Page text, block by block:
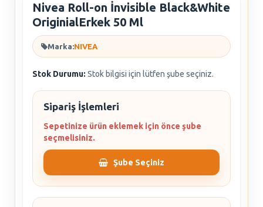
Nivea Roll-on İnvisible Black&White
OriginialErkek 50 Ml
Marka:NIVEA
Stok Durumu: Stok bilgisi için lütfen şube seçiniz.
Sipariş İşlemleri
Sepetinize ürün eklemek için önce şube
seçmelisiniz.
Şube Seçiniz